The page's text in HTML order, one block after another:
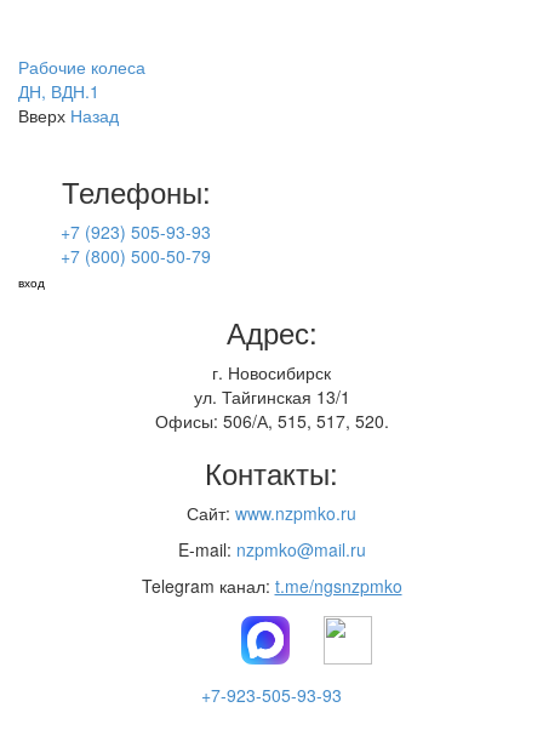
Рабочие колеса
ДН, ВДН.1
Вверх Назад
Телефоны:
+7 (923) 505-93-93
+7 (800) 500-50-79
вход
Адрес:
г. Новосибирск
ул. Тайгинская 13/1
Офисы: 506/А, 515, 517, 520.
Контакты:
Сайт: www.nzpmko.ru
E-mail: nzpmko@mail.ru
Telegram канал: t.me/ngsnzpmko
+7-923-505-93-93